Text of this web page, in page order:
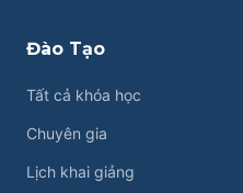
Đào Tạo
Tất cả khóa học
Chuyên gia
Lịch khai giảng